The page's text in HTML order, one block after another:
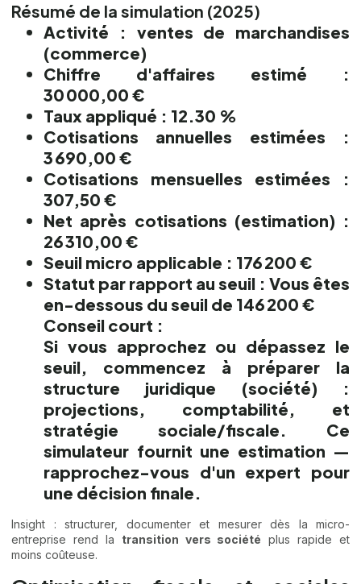
Résumé de la simulation (2025)
Activité : ventes de marchandises
(commerce)
Chiffre d'affaires estimé :
30 000,00 €
Taux appliqué : 12.30 %
Cotisations annuelles estimées :
3 690,00 €
Cotisations mensuelles estimées :
307,50 €
Net après cotisations (estimation) :
26 310,00 €
Seuil micro applicable : 176 200 €
Statut par rapport au seuil : Vous êtes
en-dessous du seuil de 146 200 €
Conseil court :
Si vous approchez ou dépassez le
seuil, commencez à préparer la
structure juridique (société) :
projections, comptabilité, et
stratégie sociale/fiscale. Ce
simulateur fournit une estimation —
rapprochez-vous d'un expert pour
une décision finale.
Insight : structurer, documenter et mesurer dès la micro-
entreprise rend la transition vers société plus rapide et
moins coûteuse.